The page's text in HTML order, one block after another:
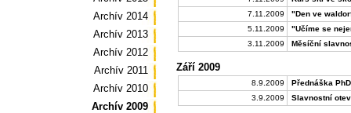
Archív 2014
Archív 2013
Archív 2012
Archív 2011
Archív 2010
Archív 2009
7.11.2009
"Den ve
5.11.2009
"Učíme se
3.11.2009
Měsíční
Září 2009
8.9.2009
Přednáška
3.9.2009
Slavnostní